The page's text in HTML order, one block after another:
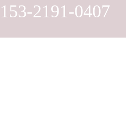
153-2191-0407